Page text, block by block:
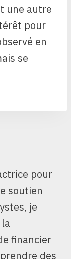
une autre
pour
en
se
pour
soutien
je
financier
des